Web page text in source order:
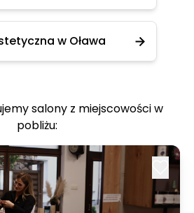
w Oława
salony z miejscowości w
pobliżu: